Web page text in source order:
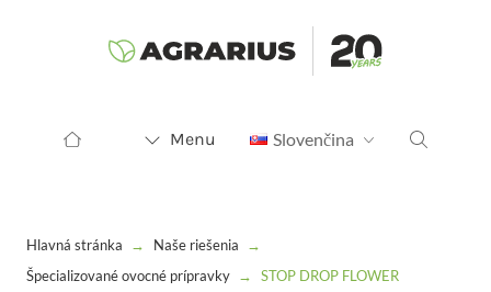
Menu Slovenčina
Hlavná stránka → Naše riešenia
→
Špecializované ovocné prípravky → STOP DROP FLOWER